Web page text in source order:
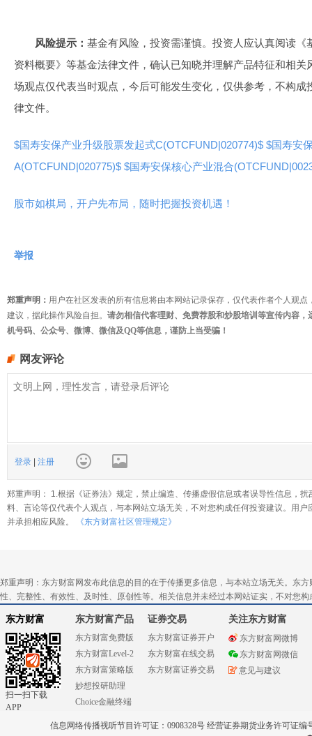
风险提示： 基金有风险，投资需谨慎。投资人应认真阅读
资料概要》等基金法律文件，确认已知晓并理解产品特征和相
场观点仅代表当时观点，今后可能发生变化，仅供参考，不构
律文件。
$国寿安保产业升级股票发起式C(OTCFUND|020774)$ $国寿安
A(OTCFUND|020775)$ $国寿安保核心产业混合
股市如棋局，开户先布局，随时把握投资机遇！
举报
郑重声明： 用户在社区发表的所有信息将由本网站记录保存，仅代表作者个人观
建议，据此操作风险自担。 请勿相信代客理财、免费荐股和炒股培训等宣传内容
机号码、公众号、微博、微信及QQ等信息，谨防上当受骗！
网友评论
登录 注册
郑重声明： 1.根据《证券法》规定，禁止编造、传播虚假信息或者误导性信息，
料、言论等仅代表个人观点，与本网站立场无关，不对您构成任何投资建议。用
并承担相应风险。
《东方财富社区管理规定》
郑重声明：东方财富网发布此信息的目的在于传播更多信息，与本站立场无关。东
性、完整性、有效性、及时性、原创性等。相关信息并未经过本网站证实，不对您
东方财富
扫一扫下载
APP
东方财富产品
东方财富免费版
东方财富Level-2
东方财富策略版
妙想投研助理
Choice金融终端
证券交易
东方财富证券开户
东方财富在线交易
东方财富证券交易
关注东方财富
东方财富网微博
东方财富网微信
意见与建议
信息网络传播视听节目许可证：0908328号 经营证券期货业务许可证编